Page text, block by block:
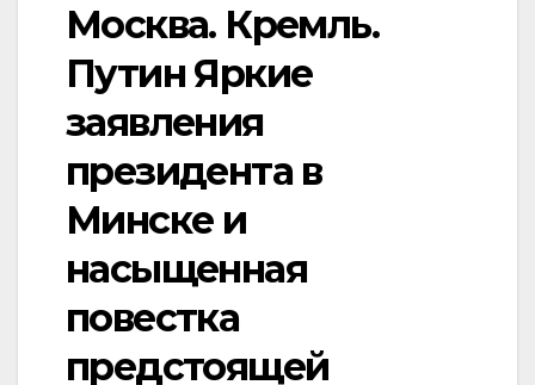
Москва. Кремль.
Путин Яркие
заявления
президента в
Минске и
насыщенная
повестка
предстоящей